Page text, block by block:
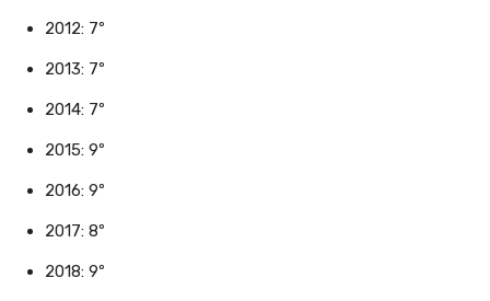
2012: 7º
2013: 7º
2014: 7º
2015: 9º
2016: 9º
2017: 8º
2018: 9º